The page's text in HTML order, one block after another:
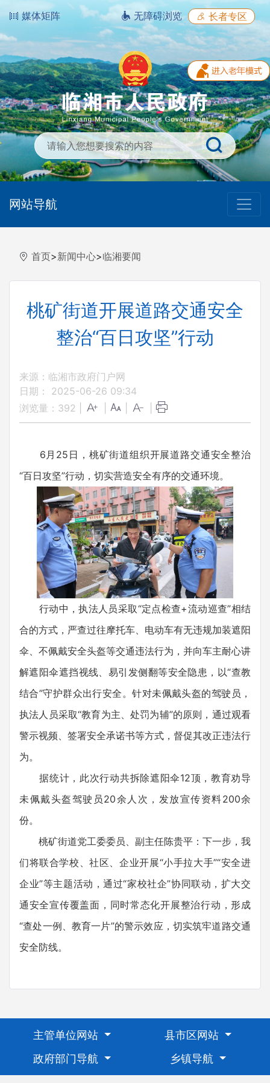
媒体矩阵 无障碍浏览 长者专区
网站导航
首页>新闻中心>临湘要闻
桃矿街道开展道路交通安全
整治“百日攻坚”行动
来源：临湘市政府门户网
日期： 2025-06-26 09:34
浏览量： 392
6月25日，桃矿街道组织开展道路交通安全整治
“百日攻坚”行动，切实营造安全有序的交通环境。
行动中，执法人员采取“定点检查+流动巡查”相结
合的方式，严查过往摩托车、电动车有无违规加装遮阳
伞、不佩戴安全头盔等交通违法行为，并向车主耐心讲
解遮阳伞遮挡视线、易引发侧翻等安全隐患，以“查教
结合”守护群众出行安全。针对未佩戴头盔的驾驶员，
执法人员采取“教育为主、处罚为辅”的原则，通过观看
警示视频、签署安全承诺书等方式，督促其改正违法行
为。
据统计，此次行动共拆除遮阳伞12顶，教育劝导
未佩戴头盔驾驶员20余人次，发放宣传资料200余
份。
桃矿街道党工委委员、副主任陈贵平：下一步，我
们将联合学校、社区、企业开展“小手拉大手”“安全进
企业”等主题活动，通过“家校社企”协同联动，扩大交
通安全宣传覆盖面，同时常态化开展整治行动，形成
“查处一例、教育一片”的警示效应，切实筑牢道路交通
安全防线。
主管单位网站
县市区网站
政府部门导航
乡镇导航